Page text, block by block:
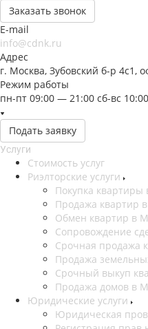
Заказать звонок
E-mail
info@cdnk.ru
Адрес
г. Москва, Зубовский б-р 4с1,
Режим работы
пн-пт 09:00 — 21:00 сб-вс
Подать заявку
Услуги
Стоимость услуг
Риэлторские услуги
Покупка квартиры
Продажа квартир
Обмен квартир в
Сопровождение
Срочная продажа
Продажа
Срочный выкуп
Продажа домов в
Юридические услуги
Юридическая